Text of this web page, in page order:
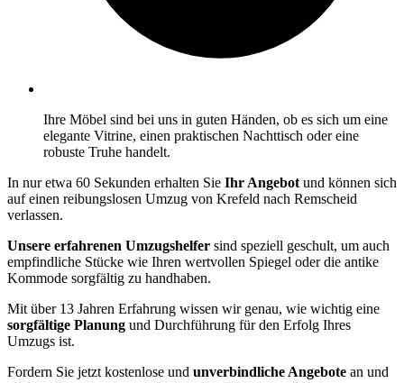
Ihre Möbel sind bei uns in guten Händen, ob es sich um eine
elegante Vitrine, einen praktischen Nachttisch oder eine
robuste Truhe handelt.
In nur etwa 60 Sekunden erhalten Sie Ihr Angebot und können sich
auf einen reibungslosen Umzug von Krefeld nach Remscheid
verlassen.
Unsere erfahrenen Umzugshelfer sind speziell geschult, um auch
empfindliche Stücke wie Ihren wertvollen Spiegel oder die antike
Kommode sorgfältig zu handhaben.
Mit über 13 Jahren Erfahrung wissen wir genau, wie wichtig eine
sorgfältige Planung und Durchführung für den Erfolg Ihres
Umzugs ist.
Fordern Sie jetzt kostenlose und unverbindliche Angebote an und